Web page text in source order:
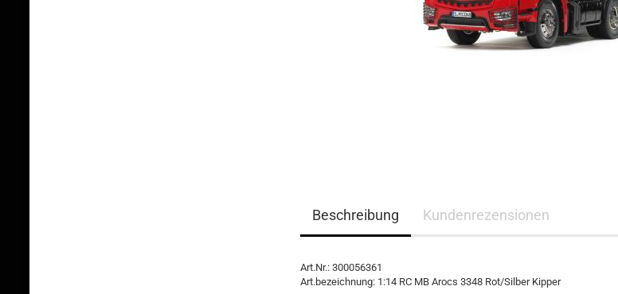
Beschreibung Kundenrezensionen
Art.Nr.: 300056361
Art.bezeichnung: 1:14 RC MB Arocs 3348 Rot/Silber Kipper